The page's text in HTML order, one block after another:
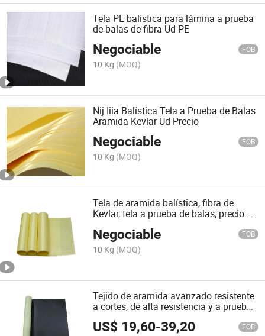
Tela PE balística para lámina a prueba
de balas de fibra Ud PE
Negociable FOB
10 Kg (MOQ)
Nij Iiia Balística Tela a Prueba de Balas
Aramida Kevlar Ud Precio
Negociable FOB
10 Kg (MOQ)
Tela de aramida balística, fibra de
Kevlar, tela a prueba de balas, precio de
Negociable FOB
10 Kg (MOQ)
Tejido de aramida avanzado resistente
a cortes, de alta resistencia y a prueba
de puñaladas, tejido de aramida de
punto
US$ 19,60-39,20 FOB